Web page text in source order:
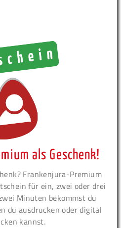
als Geschenk!
Frankenjura-Premium
für ein, zwei oder drei
Minuten bekommst du
du ausdrucken oder digital
kannst.